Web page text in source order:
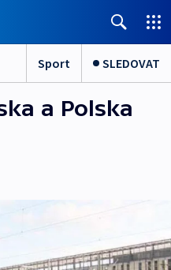
Sport SLEDOVAT
a Polska